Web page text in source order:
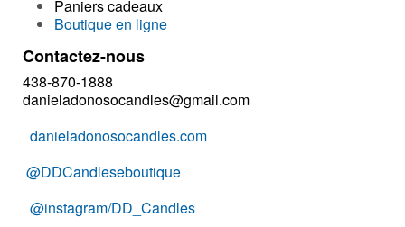
Paniers cadeaux
Boutique en ligne
Contactez-nous
438-870-1888
danieladonosocandles@gmail.com
danieladonosocandles.com
@DDCandleseboutique
@instagram/DD_Candles